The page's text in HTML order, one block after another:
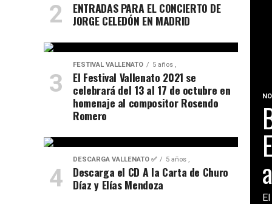
ENTRADAS PARA EL CONCIERTO DE
JORGE CELEDÓN EN MADRID
FESTIVAL VALLENATO 5 años ,
El Festival Vallenato 2021 se
celebrará del 13 al 17 de octubre en
homenaje al compositor Rosendo
Romero
DESCARGA VALLENATO ✅ 5 años ,
Descarga el CD A la Carta de Churo
Díaz y Elías Mendoza